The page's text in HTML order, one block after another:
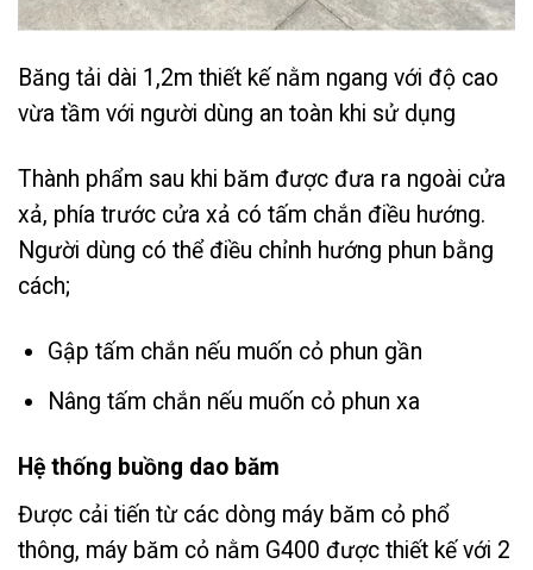
Băng tải dài 1,2m thiết kế nằm ngang với độ cao
vừa tầm với người dùng an toàn khi sử dụng
Thành phẩm sau khi băm được đưa ra ngoài cửa
xả, phía trước cửa xả có tấm chắn điều hướng.
Người dùng có thể điều chỉnh hướng phun bằng
cách;
Gập tấm chắn nếu muốn cỏ phun gần
Nâng tấm chắn nếu muốn cỏ phun xa
Hệ thống buồng dao băm
Được cải tiến từ các dòng máy băm cỏ phổ
thông, máy băm cỏ nằm G400 được thiết kế với 2